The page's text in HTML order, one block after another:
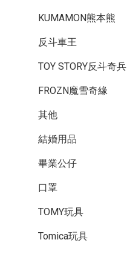
KUMAMON熊本熊
反斗車王
TOY STORY反斗奇兵
FROZN魔雪奇緣
其他
結婚用品
畢業公仔
口罩
TOMY玩具
Tomica玩具